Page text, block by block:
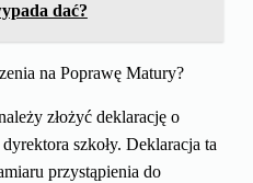
dać?
na Poprawę Matury?
złożyć deklarację o
szkoły. Deklaracja ta
przystąpienia do